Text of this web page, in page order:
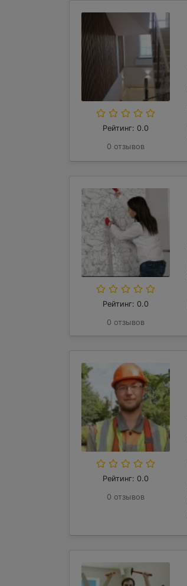
Рейтинг: 0.0
0 отзывов
Рейтинг: 0.0
0 отзывов
Рейтинг: 0.0
0 отзывов